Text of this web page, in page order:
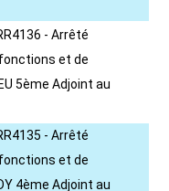
- Arrêté
et de
5ème Adjoint au
- Arrêté
et de
4ème Adjoint au